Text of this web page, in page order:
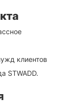
клиентов
STWADD.